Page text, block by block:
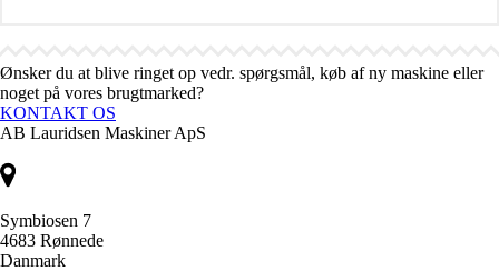
Ønsker du at blive ringet op vedr. spørgsmål, køb af ny maskine eller
noget på vores brugtmarked?
KONTAKT OS
AB Lauridsen Maskiner ApS
Symbiosen 7
4683 Rønnede
Danmark